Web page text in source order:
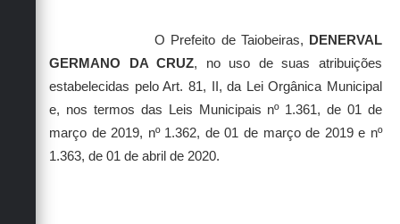
O Prefeito de Taiobeiras,
DENERVAL
GERMANO DA CRUZ, no uso de suas atribuições
estabelecidas pelo Art. 81, II, da Lei Orgânica Municipal
e, nos termos das Leis Municipais nº 1.361, de 01 de
março de 2019, nº 1.362, de 01 de março de 2019 e nº
1.363, de 01 de abril de 2020.